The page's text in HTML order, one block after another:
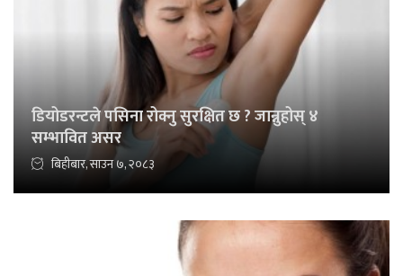
डियोडरन्टले पसिना रोक्नु सुरक्षित छ ? जान्नुहोस् ४
सम्भावित असर
बिहीबार, साउन ७, २०८३